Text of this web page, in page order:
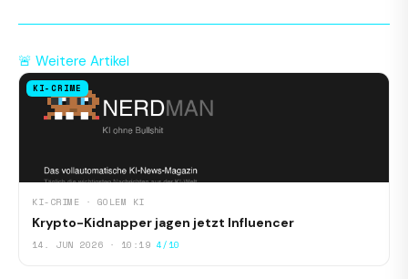
🚨 Weitere Artikel
KI-CRIME
KI-CRIME · GOLEM KI
Krypto-Kidnapper jagen jetzt Influencer
14. JUN 2026 · 10:19 4/10